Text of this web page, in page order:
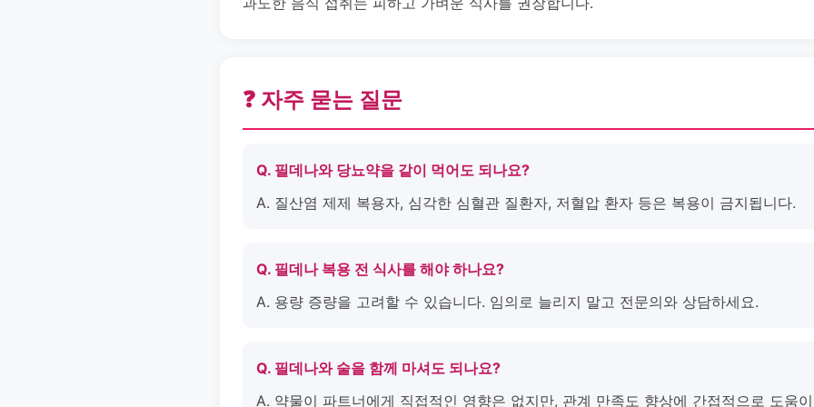
❓ 자주 묻는 질문
Q. 필데나와 당뇨약을 같이 먹어도 되나요?
A. 질산염 제제 복용자, 심각한 심혈관 질환자, 저혈압 환자 등은 복용이 금지됩니다.
Q. 필데나 복용 전 식사를 해야 하나요?
A. 용량 증량을 고려할 수 있습니다. 임의로 늘리지 말고 전문의와 상담하세요.
Q. 필데나와 술을 함께 마셔도 되나요?
A. 약물이 파트너에게 직접적인 영향은 없지만, 관계 만족도 향상에 간접적으로 도움